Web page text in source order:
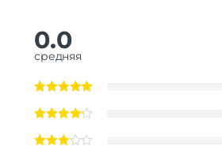
0.0
средняя